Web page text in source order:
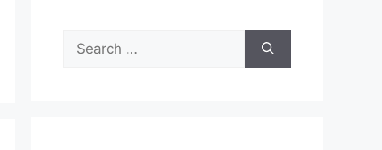
Search
for: